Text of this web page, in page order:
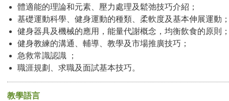
體適能的理論和元素、壓力處理及鬆弛技巧介紹；
基礎運動科學、健身運動的種類、柔軟度及基本伸展運動
健身器具及機械的應用，能量代謝概念，均衡飲食的原則
健身教練的溝通、輔導、教學及市場推廣技巧；
急救常識認識 ；
職涯規劃、求職及面試基本技巧。
教學語言